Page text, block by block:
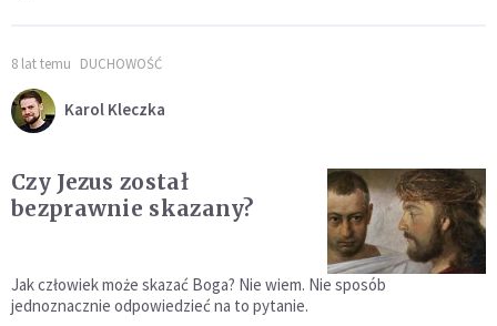
8 lat temu DUCHOWOŚĆ
Karol Kleczka
Czy Jezus został
bezprawnie skazany?
Jak człowiek może skazać Boga? Nie wiem. Nie sposób
jednoznacznie odpowiedzieć na to pytanie.